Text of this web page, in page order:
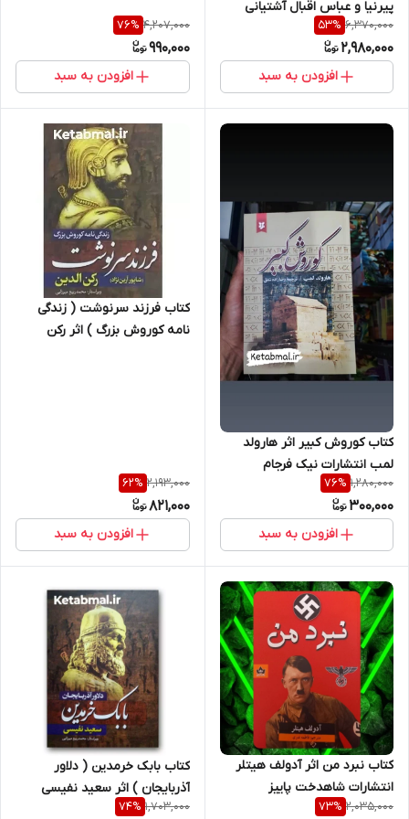
پیرنیا و عباس اقبال آشتیانی
چهار جلدی قابدار انتشارات
داریوش
6,370,000
53%
2,980,000
افزودن به سبد
4,207,000
76%
990,000
افزودن به سبد
کتاب کوروش کبیر اثر هارولد
لمب انتشارات نیک فرجام
1,280,000
76%
300,000
افزودن به سبد
کتاب فرزند سرنوشت ( زندگی
نامه کوروش بزرگ ) اثر رکن
2,193,000
62%
821,000
افزودن به سبد
کتاب نبرد من اثر آدولف هیتلر
انتشارات شاهدخت پاییز
2,035,000
73%
کتاب بابک خرمدین ( دلاور
آذربایجان ) اثر سعید نفیسی
انتشارات آزرمیدخت
1,703,000
74%